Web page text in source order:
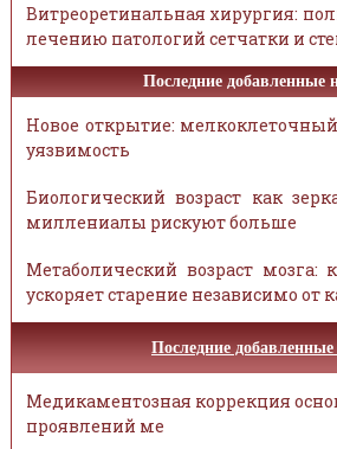
Витреоретинальная хирургия:
лечению патологий сетчатки и
Последние добавленные
Новое открытие:
уязвимость
Биологический возраст как
миллениалы рискуют больше
Метаболический возраст мозга:
ускоряет старение независимо от
Последние добавленные
Медикаментозная коррекция
проявлений ме